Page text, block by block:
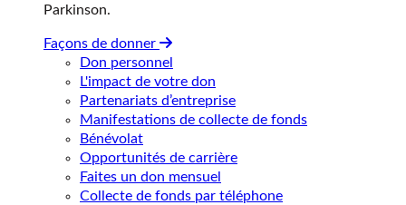
Parkinson.
Façons de donner
Don personnel
L'impact de votre don
Partenariats d’entreprise
Manifestations de collecte de fonds
Bénévolat
Opportunités de carrière
Faites un don mensuel
Collecte de fonds par téléphone